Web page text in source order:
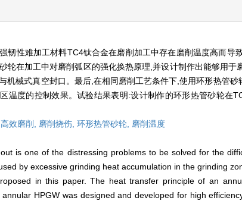
韧性难加工材料TC4钛合金在磨削加工中存在磨削温度高而导
轮在加工中对磨削弧区的强化换热原理,并设计制作出能够用
机械式真空封口。最后,在相同磨削工艺条件下,使用环形热管
温度的控制效果。试验结果表明:设计制作的环形热管砂轮在
高效磨削, 磨削烧伤, 环形热管砂轮, 磨削温度
is one of the distressing problems to be solved for the
by excessive grinding heat accumulation in the grinding
in this paper. The heat transfer principle of an
HPGW was designed and developed for high